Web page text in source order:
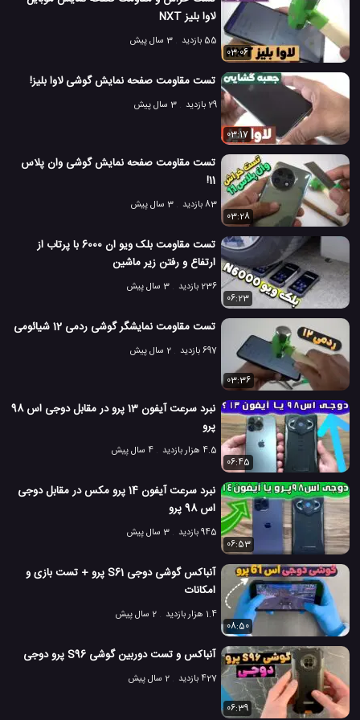
لاوا بلیز NXT
55 بازدید
3 سال پیش
03:06
تست مقاومت صفحه نمایش گوشی لاوا بلیز!
29 بازدید 3 سال پیش
03:17
تست مقاومت صفحه نمایش گوشی وان پلاس
11!
83 بازدید
3 سال پیش
03:28
تست مقاومت بلک ویو ان 6000 با پرتاب از
ارتفاع و رفتن زیر ماشین
236 بازدید
3 سال پیش
06:23
تست مقاومت نمایشگر گوشی ردمی 12 شیائومی
697 بازدید 2 سال پیش
03:36
نبرد سرعت آیفون 13 پرو در مقابل دوجی اس 98
پرو
4.5 هزار بازدید
4 سال پیش
06:45
نبرد سرعت آیفون 14 پرو مکس در مقابل دوجی
اس 98 پرو
945 بازدید
3 سال پیش
06:53
آنباکس گوشی دوجی S61 پرو + تست بازی و
امکانات
1.4 هزار بازدید
2 سال پیش
08:50
آنباکس و تست دوربین گوشی S96 پرو دوجی
427 بازدید 2 سال پیش
06:39